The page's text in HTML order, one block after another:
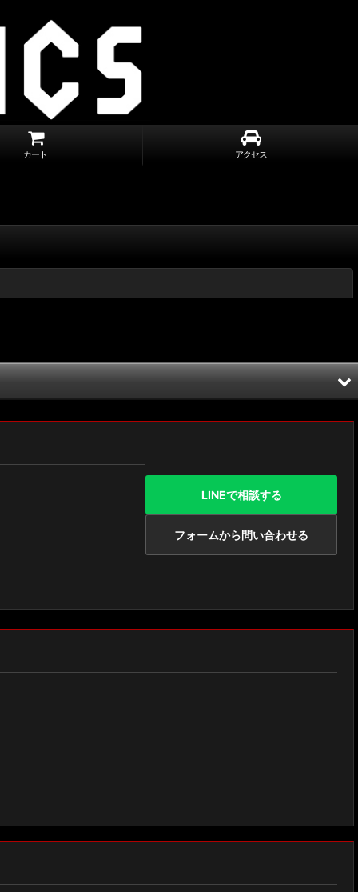
カート アクセス
LINEで相談する
フォームから問い合わせる